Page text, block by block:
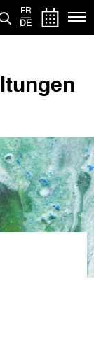
FR
DE